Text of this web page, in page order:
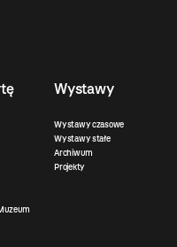
Wystawy
Wystawy czasowe
Wystawy stałe
Archiwum
Projekty